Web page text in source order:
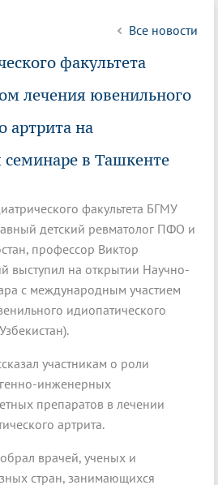
Все новости
факультета
лечения ювенильного
артрита на
в Ташкенте
факультета БГМУ
детский ревматолог ПФО и
профессор Виктор
выступил на открытии Научно-
с международным участием
идиопатического
участникам о роли
генно-инженерных
препаратов в лечении
артрита.
врачей, ученых и
стран, занимающихся